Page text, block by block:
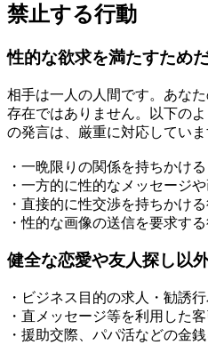
禁止する行動
性的な欲求を満たすため
相手は一人の人間です。あな
存在ではありません。以下の
の発言は、厳重に対応していま
・一晩限りの関係を持ちかける
・一方的に性的なメッセージ
・直接的に性交渉を持ちかけ
・性的な画像の送信を要求す
健全な恋愛や友人探し以
・ビジネス目的の求人・勧誘
・直メッセージ等を利用した
・援助交際、パパ活などの金